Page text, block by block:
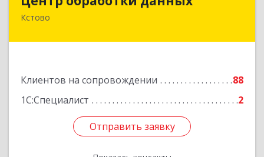
Кстово
Клиентов на сопровождении
88
1С:Специалист
2
Отправить заявку
607650, Нижегородская обл, Кстово г, Победы
Отправить заявку